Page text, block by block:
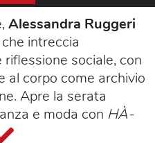
Alessandra Ruggeri
intreccia
sociale, con
al corpo come archivio
Apre la serata
e moda con HÀ-
prende vita nello